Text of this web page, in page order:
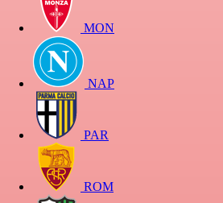
MON
NAP
PAR
ROM